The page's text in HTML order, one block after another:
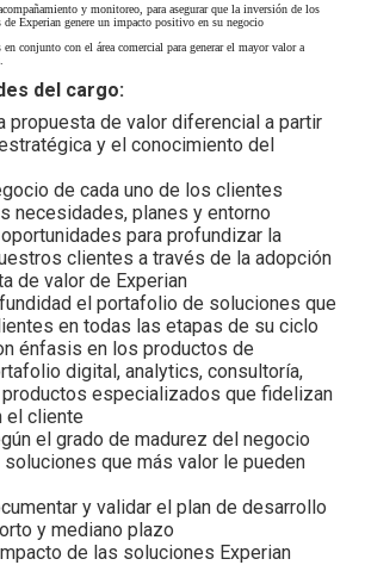
y monitoreo, para asegurar que la inversión de los
de Experian genere un impacto positivo en su negocio
en conjunto con el área comercial para generar el mayor valor a
del cargo:
propuesta de valor diferencial a partir
y el conocimiento del
de cada uno de los clientes
necesidades, planes y entorno
para profundizar la
clientes a través de la adopción
de valor de Experian
el portafolio de soluciones que
en todas las etapas de su ciclo
énfasis en los productos de
digital, analytics, consultoría,
especializados que fidelizan
el cliente
el grado de madurez del negocio
que más valor le pueden
y validar el plan de desarrollo
y mediano plazo
de las soluciones Experian